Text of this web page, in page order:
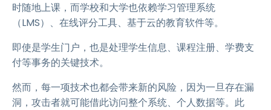
时随地上课，而学校和大学也依赖学习管理系统
（LMS）、在线评分工具、基于云的教育软件等。
即使是学生门户，也是处理学生信息、课程注册、学费支
付等事务的关键技术。
然而，每一项技术也都会带来新的风险，因为一旦存在漏
洞，攻击者就可能借此访问整个系统、个人数据等。此